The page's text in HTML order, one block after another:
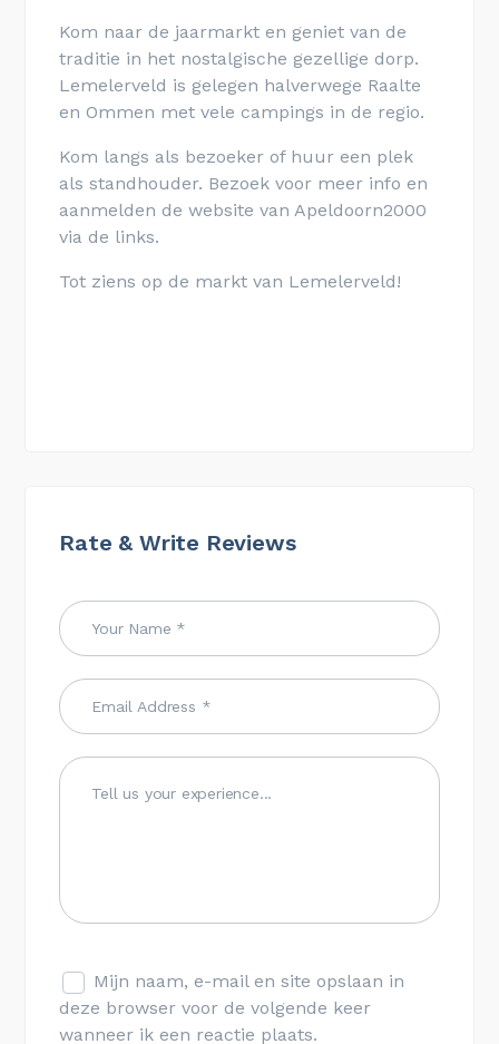
Kom naar de jaarmarkt en geniet van de
traditie in het nostalgische gezellige dorp.
Lemelerveld is gelegen halverwege Raalte
en Ommen met vele campings in de regio.
Kom langs als bezoeker of huur een plek
als standhouder. Bezoek voor meer info en
aanmelden de website van Apeldoorn2000
via de links.
Tot ziens op de markt van Lemelerveld!
Rate & Write Reviews
Mijn naam, e-mail en site opslaan in
deze browser voor de volgende keer
wanneer ik een reactie plaats.